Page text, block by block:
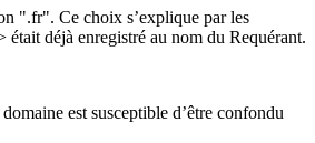
".fr". Ce choix s’explique par les
déjà enregistré au nom du Requérant.
est susceptible d’être confondu